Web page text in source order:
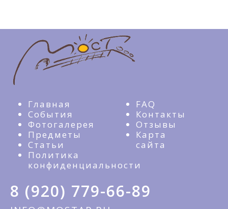
Главная
События
Фотогалерея
Предметы
Статьи
Политика
конфиденциальности
FAQ
Контакты
Отзывы
Карта
сайта
8 (920) 779-66-89